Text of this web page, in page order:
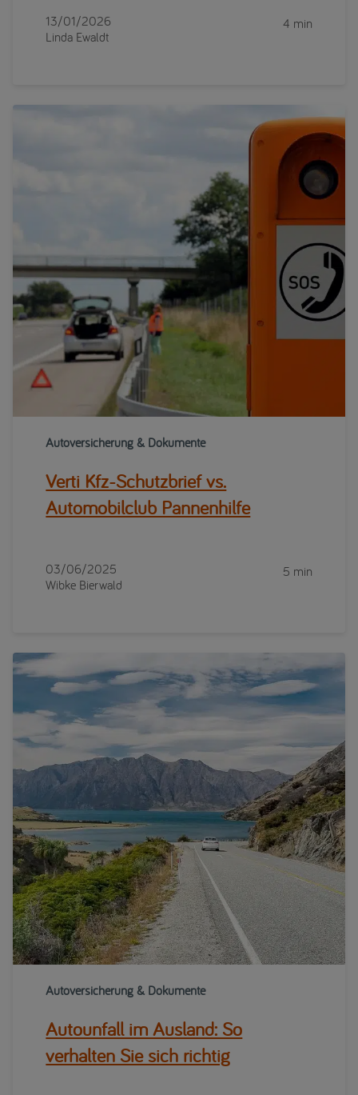
13/01/2026
Linda Ewaldt
4 min
Autoversicherung & Dokumente
Verti Kfz-Schutzbrief vs.
Automobilclub Pannenhilfe
03/06/2025
Wibke Bierwald
5 min
Autoversicherung & Dokumente
Autounfall im Ausland: So
verhalten Sie sich richtig